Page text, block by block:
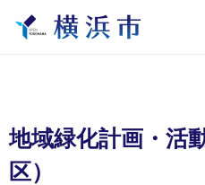
地域緑化計画・活
区）